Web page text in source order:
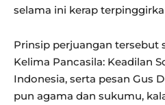
selama ini kerap
Prinsip perjuangan tersebut
Kelima Pancasila: Keadilan
Indonesia, serta pesan Gus
pun agama dan sukumu,